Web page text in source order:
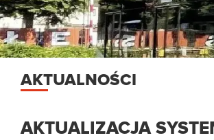
AKTUALNOŚCI
AKTUALIZACJA